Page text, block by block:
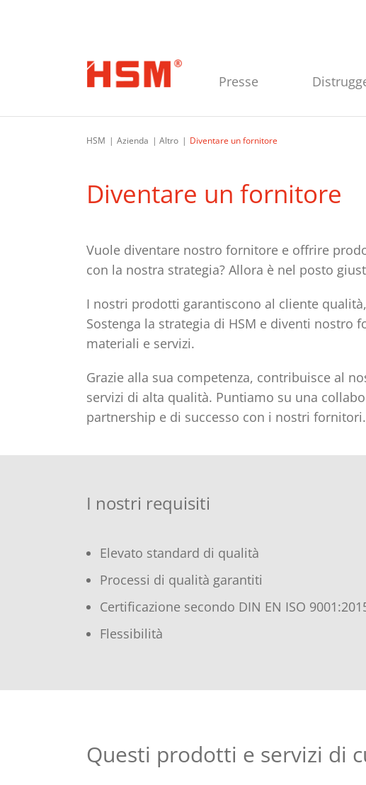
Presse
HSM Azienda Altro Diventare un fornitore
Diventare un fornitore
Vuole diventare nostro fornitore e offrire
con la nostra strategia? Allora è nel posto
I nostri prodotti garantiscono al cliente
Sostenga la strategia di HSM e diventi nostro
materiali e servizi.
Grazie alla sua competenza, contribuisce al
servizi di alta qualità. Puntiamo su una
partnership e di successo con i nostri fornitori.
I nostri requisiti
Elevato standard di qualità
Processi di qualità garantiti
Certificazione secondo DIN EN ISO
Flessibilità
Questi prodotti e servizi di